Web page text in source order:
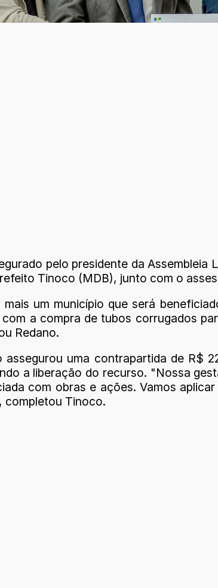
pelo presidente da
Tinoco (MDB), junto com o
um município que será
a compra de tubos corrugados
Redano.
assegurou uma contrapartida de R$
a liberação do recurso. "Nossa
com obras e ações. Vamos
completou Tinoco.